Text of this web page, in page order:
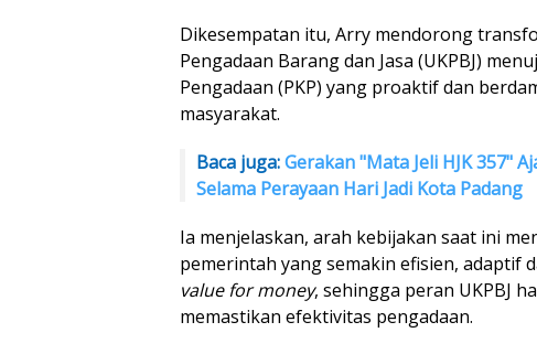
Dikesempatan itu, Arry mendorong
Pengadaan Barang dan Jasa (UKPBJ)
Pengadaan (PKP) yang proaktif dan
masyarakat.
Baca juga:Gerakan "Mata Jeli HJK 357"
Selama Perayaan Hari Jadi Kota Padang
Ia menjelaskan, arah kebijakan saat ini
pemerintah yang semakin efisien, adaptif
value for money, sehingga peran UKPBJ
memastikan efektivitas pengadaan.